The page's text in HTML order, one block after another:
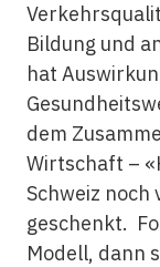
Bildung und
hat
dem
Wirtschaft –
Schweiz noch
geschenkt.
Modell, dann